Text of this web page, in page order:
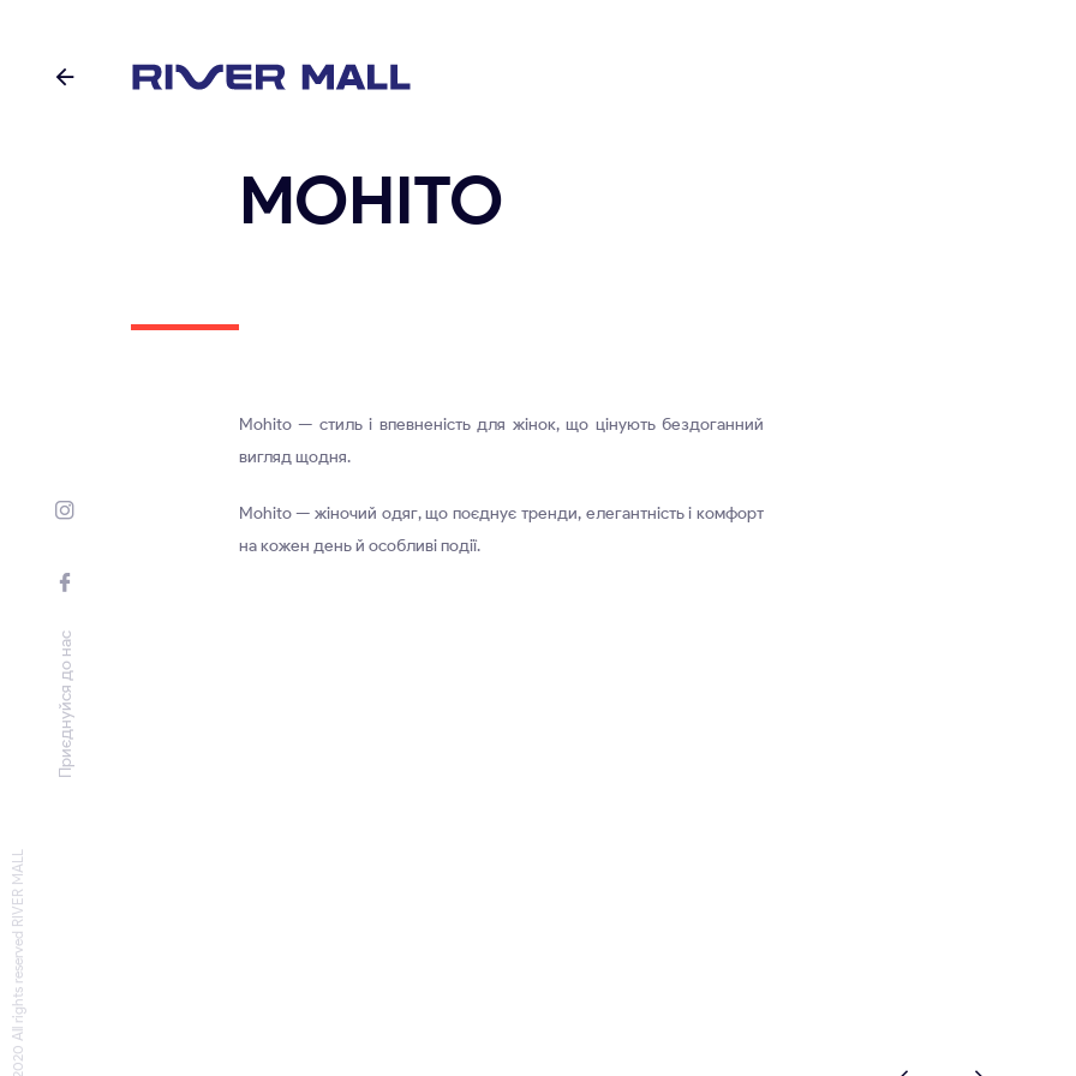
Приєднуйся до нас
© 2020 All rights reserved RIVER MALL
MOHITO
Mohito — стиль і впевненість для жінок, що цінують бездоганний
вигляд щодня.
Mohito — жіночий одяг, що поєднує тренди, елегантність і комфорт
на кожен день й особливі події.